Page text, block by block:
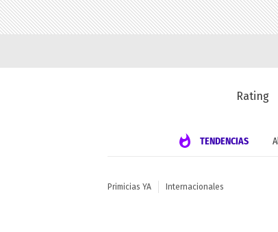
Rating
TENDENCIAS
Primicias YA Internacionales